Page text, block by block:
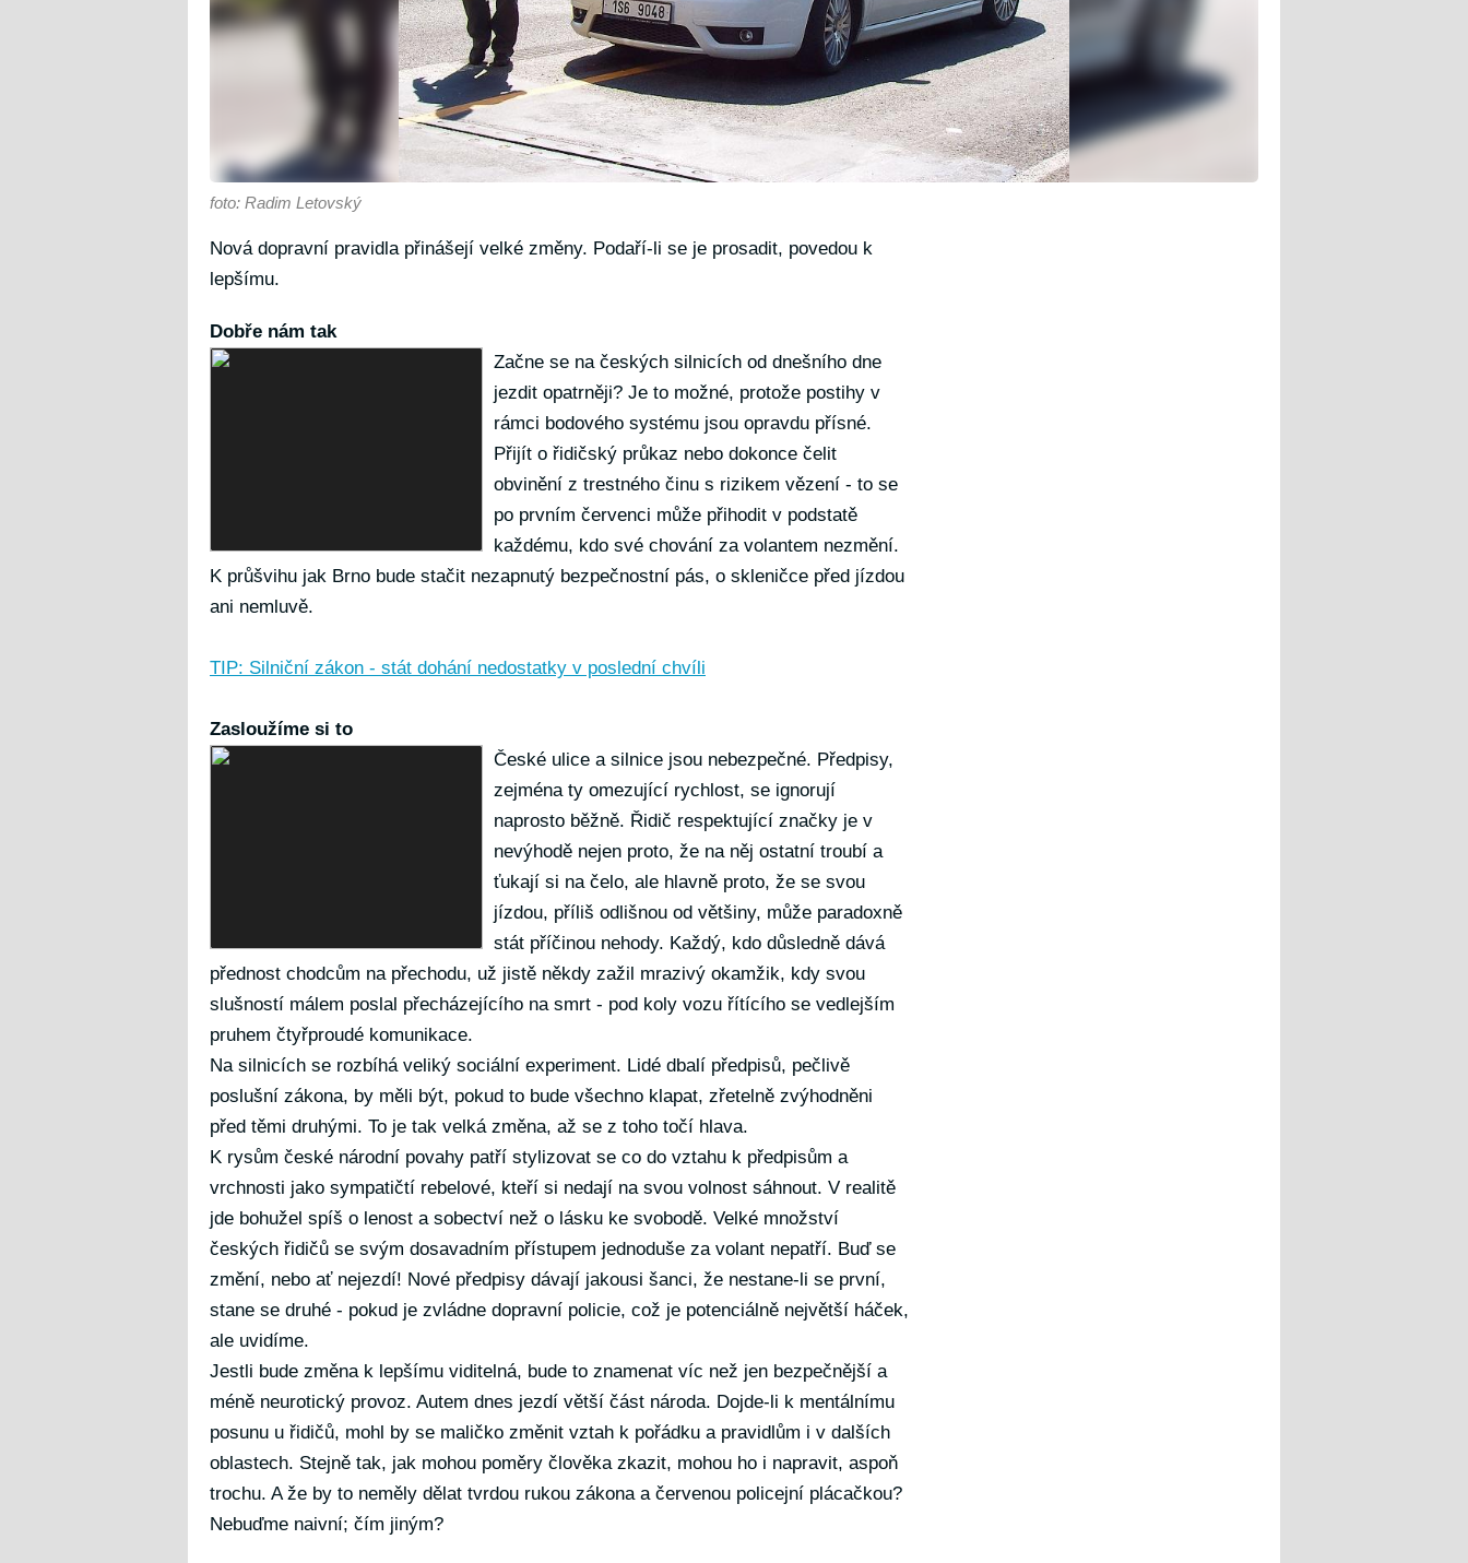
foto: Radim Letovský
Nová dopravní pravidla přinášejí velké změny. Podaří-li se je prosadit, povedou k
lepšímu.
Dobře nám tak
Začne se na českých silnicích od dnešního dne
jezdit opatrněji? Je to možné, protože postihy v
rámci bodového systému jsou opravdu přísné.
Přijít o řidičský průkaz nebo dokonce čelit
obvinění z trestného činu s rizikem vězení - to se
po prvním červenci může přihodit v podstatě
každému, kdo své chování za volantem nezmění.
K průšvihu jak Brno bude stačit nezapnutý bezpečnostní pás, o skleničce před jízdou
ani nemluvě.
TIP: Silniční zákon - stát dohání nedostatky v poslední chvíli
Zasloužíme si to
České ulice a silnice jsou nebezpečné. Předpisy,
zejména ty omezující rychlost, se ignorují
naprosto běžně. Řidič respektující značky je v
nevýhodě nejen proto, že na něj ostatní troubí a
ťukají si na čelo, ale hlavně proto, že se svou
jízdou, příliš odlišnou od většiny, může paradoxně
stát příčinou nehody. Každý, kdo důsledně dává
přednost chodcům na přechodu, už jistě někdy zažil mrazivý okamžik, kdy svou
slušností málem poslal přecházejícího na smrt - pod koly vozu řítícího se vedlejším
pruhem čtyřproudé komunikace.
Na silnicích se rozbíhá veliký sociální experiment. Lidé dbalí předpisů, pečlivě
poslušní zákona, by měli být, pokud to bude všechno klapat, zřetelně zvýhodněni
před těmi druhými. To je tak velká změna, až se z toho točí hlava.
K rysům české národní povahy patří stylizovat se co do vztahu k předpisům a
vrchnosti jako sympatičtí rebelové, kteří si nedají na svou volnost sáhnout. V realitě
jde bohužel spíš o lenost a sobectví než o lásku ke svobodě. Velké množství
českých řidičů se svým dosavadním přístupem jednoduše za volant nepatří. Buď se
změní, nebo ať nejezdí! Nové předpisy dávají jakousi šanci, že nestane-li se první,
stane se druhé - pokud je zvládne dopravní policie, což je potenciálně největší háček,
ale uvidíme.
Jestli bude změna k lepšímu viditelná, bude to znamenat víc než jen bezpečnější a
méně neurotický provoz. Autem dnes jezdí větší část národa. Dojde-li k mentálnímu
posunu u řidičů, mohl by se maličko změnit vztah k pořádku a pravidlům i v dalších
oblastech. Stejně tak, jak mohou poměry člověka zkazit, mohou ho i napravit, aspoň
trochu. A že by to neměly dělat tvrdou rukou zákona a červenou policejní plácačkou?
Nebuďme naivní; čím jiným?